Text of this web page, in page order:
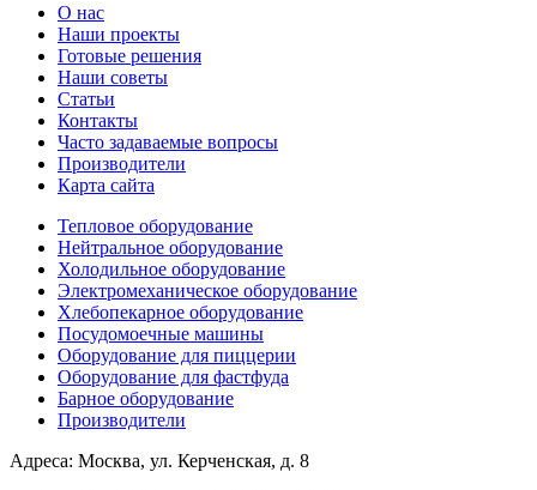
О нас
Наши проекты
Готовые решения
Наши советы
Статьи
Контакты
Часто задаваемые вопросы
Производители
Карта сайта
Тепловое оборудование
Нейтральное оборудование
Холодильное оборудование
Электромеханическое оборудование
Хлебопекарное оборудование
Посудомоечные машины
Оборудование для пиццерии
Оборудование для фастфуда
Барное оборудование
Производители
Адреса: Москва, ул. Керченская, д. 8